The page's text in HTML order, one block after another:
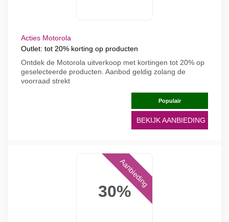
Acties Motorola
Outlet: tot 20% korting op producten
Ontdek de Motorola uitverkoop met kortingen tot 20% op
geselecteerde producten. Aanbod geldig zolang de
voorraad strekt
Populair
BEKIJK AANBIEDING
30%
Aanbieding